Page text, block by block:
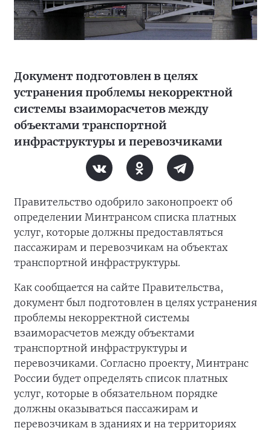
Документ подготовлен в целях
устранения проблемы некорректной
системы взаиморасчетов между
объектами транспортной
инфраструктуры и перевозчиками
Правительство одобрило законопроект об
определении Минтрансом списка платных
услуг, которые должны предоставляться
пассажирам и перевозчикам нa объектах
транспортной инфраструктуры.
Как сообщается на сайте Правительства,
документ был подготовлен в целях устранения
проблемы некорректной системы
взаиморасчетов между объектами
транспортной инфраструктуры и
перевозчиками. Согласно проекту, Минтранс
России будет определять список платных
услуг, которые в обязательном порядке
должны оказываться пассажирам и
перевозчикам в зданиях и нa территориях